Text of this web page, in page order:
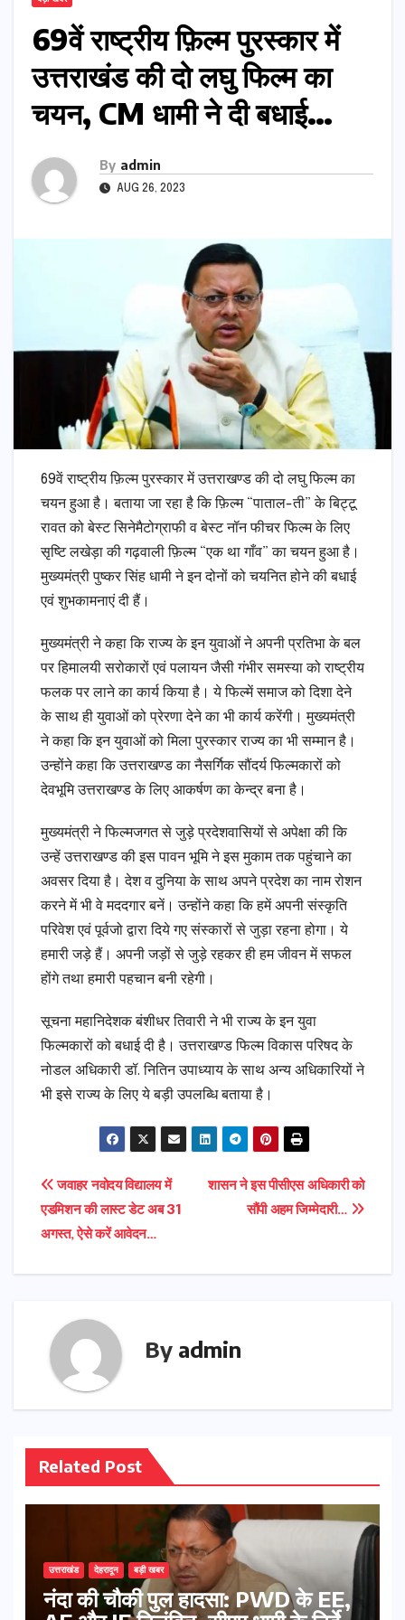
69वें राष्ट्रीय फ़िल्म पुरस्कार में
उत्तराखंड की दो लघु फिल्म का
चयन, CM धामी ने दी बधाई…
By admin
AUG 26, 2023
69वें राष्ट्रीय फ़िल्म पुरस्कार में उत्तराखण्ड की दो लघु फिल्म का
चयन हुआ है। बताया जा रहा है कि फ़िल्म “पाताल-ती” के बिट्टू
रावत को बेस्ट सिनेमैटोग्राफी व बेस्ट नॉन फीचर फिल्म के लिए
सृष्टि लखेड़ा की गढ़वाली फ़िल्म “एक था गाँव” का चयन हुआ है।
मुख्यमंत्री पुष्कर सिंह धामी ने इन दोनों को चयनित होने की बधाई
एवं शुभकामनाएं दी हैं।
मुख्यमंत्री ने कहा कि राज्य के इन युवाओं ने अपनी प्रतिभा के बल
पर हिमालयी सरोकारों एवं पलायन जैसी गंभीर समस्या को राष्ट्रीय
फलक पर लाने का कार्य किया है। ये फिल्में समाज को दिशा देने
के साथ ही युवाओं को प्रेरणा देने का भी कार्य करेंगी। मुख्यमंत्री
ने कहा कि इन युवाओं को मिला पुरस्कार राज्य का भी सम्मान है।
उन्होंने कहा कि उत्तराखण्ड का नैसर्गिक सौंदर्य फिल्मकारों को
देवभूमि उत्तराखण्ड के लिए आकर्षण का केन्द्र बना है।
मुख्यमंत्री ने फिल्मजगत से जुड़े प्रदेशवासियों से अपेक्षा की कि
उन्हें उत्तराखण्ड की इस पावन भूमि ने इस मुकाम तक पहुंचाने का
अवसर दिया है। देश व दुनिया के साथ अपने प्रदेश का नाम रोशन
करने में भी वे मददगार बनें। उन्होंने कहा कि हमें अपनी संस्कृति
परिवेश एवं पूर्वजो द्वारा दिये गए संस्कारों से जुड़ा रहना होगा। ये
हमारी जड़े हैं। अपनी जड़ों से जुड़े रहकर ही हम जीवन में सफल
होंगे तथा हमारी पहचान बनी रहेगी।
सूचना महानिदेशक बंशीधर तिवारी ने भी राज्य के इन युवा
फिल्मकारों को बधाई दी है। उत्तराखण्ड फिल्म विकास परिषद के
नोडल अधिकारी डॉ. नितिन उपाध्याय के साथ अन्य अधिकारियों ने
भी इसे राज्य के लिए ये बड़ी उपलब्धि बताया है।
Post
navigation
शासन ने इस पीसीएस अधिकारी को
सौंपी अहम जिम्मेदारी…
जवाहर नवोदय विद्यालय में
एडमिशन की लास्ट डेट अब 31
अगस्त, ऐसे करें आवेदन…
By admin
Related Post
उत्तराखंड देहरादून बड़ी खबर
नंदा की चौकी पुल हादसा: PWD के EE,